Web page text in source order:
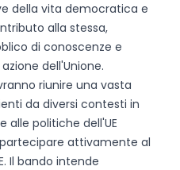
della vita democratica e
alla stessa,
di conoscenze e
dell'Unione.
riunire una vasta
da diversi contesti in
politiche dell'UE
attivamente al
Il bando intende